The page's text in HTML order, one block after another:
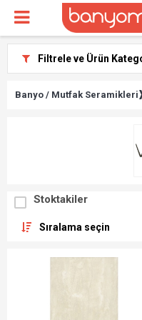
Filtrele ve Ürün
Banyo / Mutfak Seramikleri
Stoktakiler
Sıralama seçin